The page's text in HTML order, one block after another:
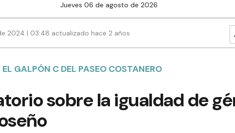
jueves 06 de agosto de 2026
2024 | 03:48 actualizado hace 2 años
GALPÓN C DEL PASEO COSTANERO
sobre la igualdad de